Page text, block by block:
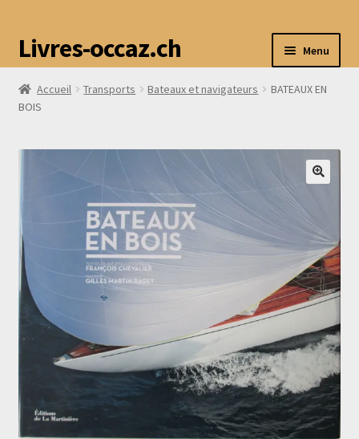
Livres-occaz.ch Menu
Accueil
Mon compte
Contact
Accueil Transports Bateaux et navigateurs
BATEAUX EN
BOIS